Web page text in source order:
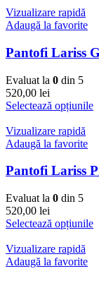
Vizualizare rapidă
Adaugă la favorite
Pantofi Lariss
Evaluat la 0 din 5
520,00 lei
Selectează opțiunile
Vizualizare rapidă
Adaugă la favorite
Pantofi Lariss
Evaluat la 0 din 5
520,00 lei
Selectează opțiunile
Vizualizare rapidă
Adaugă la favorite